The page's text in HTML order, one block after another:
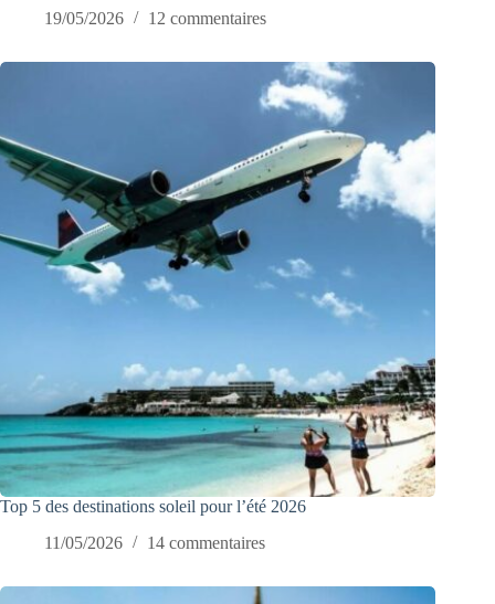
19/05/2026
12 commentaires
Top 5 des destinations soleil pour l’été 2026
11/05/2026
14 commentaires